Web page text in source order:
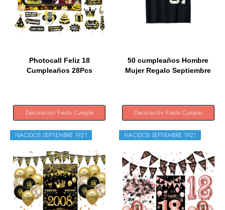
Photocall Feliz 18
Cumpleaños 28Pcs
Decoración Fiesta Cumple
50 cumpleaños Hombre
Mujer Regalo Septiembre
Decoración Fiesta Cumple
NACIDOS SEPTIEMBRE 1921 NACIDOS SEPTIEMBRE 1921